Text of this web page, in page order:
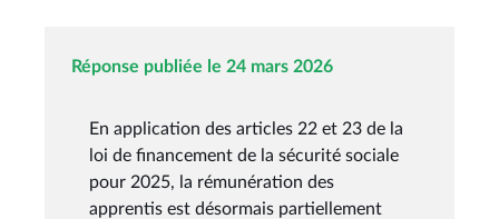
Réponse publiée le 24 mars 2026
En application des articles 22 et 23 de la
loi de financement de la sécurité sociale
pour 2025, la rémunération des
apprentis est désormais partiellement